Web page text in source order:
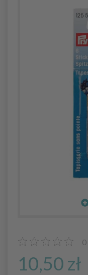
0
10,50 zł